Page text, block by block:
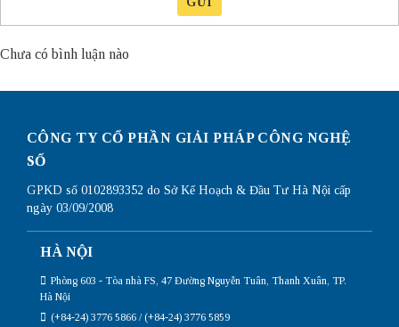
Chưa có bình luận nào
CÔNG TY CỔ PHẦN GIẢI PHÁP CÔNG NGHỆ
SỐ
GPKD số 0102893352 do Sở Kế Hoạch & Đầu Tư Hà Nội cấp
ngày 03/09/2008
HÀ NỘI
Phòng 603 - Tòa nhà FS, 47 Đường Nguyễn Tuân, Thanh Xuân, TP.
Hà Nội
(+84-24) 3776 5866 / (+84-24) 3776 5859